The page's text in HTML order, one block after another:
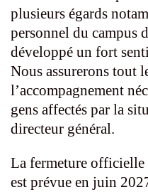
plusieurs égards
personnel du campus
développé un fort
Nous assurerons tout
l’accompagnement
gens affectés par la
directeur général.
La fermeture officielle
est prévue en juin